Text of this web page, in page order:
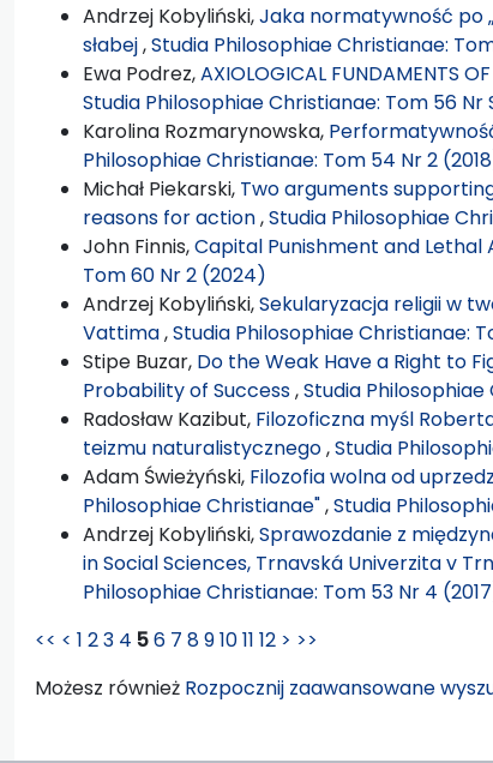
Andrzej Kobyliński,Jaka normatywność po
słabej,Studia Philosophiae Christianae:
Ewa Podrez,AXIOLOGICAL FUNDAMENTS
Studia Philosophiae Christianae: Tom 56 Nr
Karolina Rozmarynowska,
Philosophiae Christianae: Tom 54 Nr 2
Michał Piekarski, Two arguments
reasons for action,Studia Philosophiae
John Finnis,Capital Punishment and Lethal
Tom 60 Nr 2 (2024)
Andrzej Kobyliński,Sekularyzacja religii w
Vattima,Studia Philosophiae Christianae:
Stipe Buzar, Do the Weak Have a Right to
Probability of Success,Studia
Radosław Kazibut, Filozoficzna myśl
teizmu naturalistycznego,Studia
Adam Świeżyński, Filozofia wolna od
Philosophiae Christianae",Studia
Andrzej Kobyliński,Sprawozdanie z
in Social Sciences, Trnavská Univerzita v
Philosophiae Christianae: Tom 53 Nr 4
<< < 1 23 4 56 7 891011 12 > >>
Możesz również Rozpocznij zaawansowane